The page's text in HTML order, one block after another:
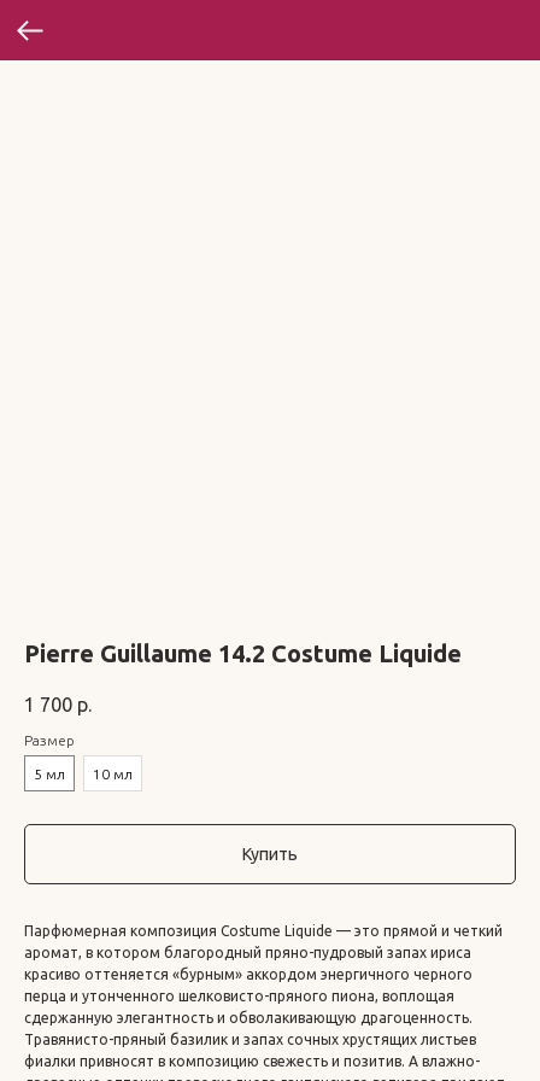
Pierre Guillaume 14.2 Costume Liquide
1 700 р.
Размер
5 мл 10 мл
Купить
Парфюмерная композиция Costume Liquide — это прямой и четкий
аромат, в котором благородный пряно-пудровый запах ириса
красиво оттеняется «бурным» аккордом энергичного черного
перца и утонченного шелковисто-пряного пиона, воплощая
сдержанную элегантность и обволакивающую драгоценность.
Травянисто-пряный базилик и запах сочных хрустящих листьев
фиалки привносят в композицию свежесть и позитив. А влажно-